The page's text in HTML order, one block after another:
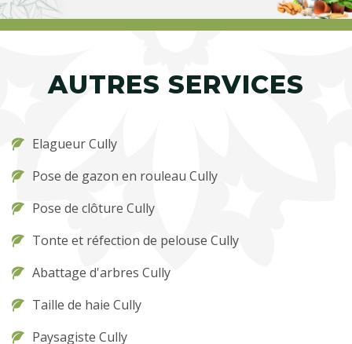
AUTRES SERVICES
Elagueur Cully
Pose de gazon en rouleau Cully
Pose de clôture Cully
Tonte et réfection de pelouse Cully
Abattage d'arbres Cully
Taille de haie Cully
Paysagiste Cully